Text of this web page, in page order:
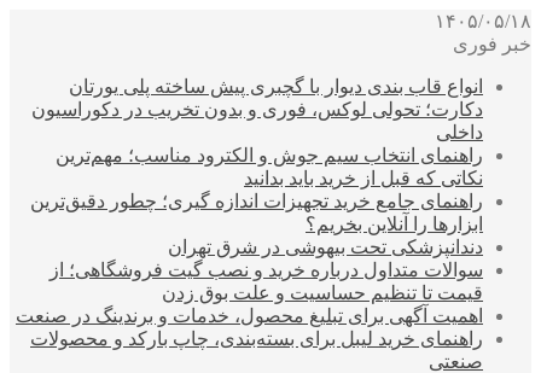
۱۴۰۵/۰۵/۱۸
خبر فوری
انواع قاب بندی دیوار با گچبری پیش ساخته پلی یورتان
دکارت؛ تحولی لوکس، فوری و بدون تخریب در دکوراسیون
داخلی
راهنمای انتخاب سیم جوش و الکترود مناسب؛ مهم‌ترین
نکاتی که قبل از خرید باید بدانید
راهنمای جامع خرید تجهیزات اندازه گیری؛ چطور دقیق‌ترین
ابزارها را آنلاین بخریم؟
دندانپزشکی تحت بیهوشی در شرق تهران
سوالات متداول درباره خرید و نصب گیت فروشگاهی؛ از
قیمت تا تنظیم حساسیت و علت بوق زدن
اهمیت آگهی برای تبلیغ محصول، خدمات و برندینگ در صنعت
راهنمای خرید لیبل برای بسته‌بندی، چاپ بارکد و محصولات
صنعتی